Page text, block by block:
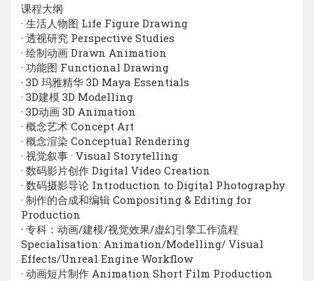
课程大纲
· 生活人物图 Life Figure Drawing
· 透视研究 Perspective Studies
· 绘制动画 Drawn Animation
· 功能图 Functional Drawing
· 3D 玛雅精华 3D Maya Essentials
· 3D建模 3D Modelling
· 3D动画 3D Animation
· 概念艺术 Concept Art
· 概念渲染 Conceptual Rendering
· 视觉叙事 · Visual Storytelling
· 数码影片创作 Digital Video Creation
· 数码摄影导论 Introduction to Digital Photography
· 制作的合成和编辑 Compositing & Editing for
Production
· 专科：动画/建模/视觉效果/虚幻引擎工作流程
Specialisation: Animation/Modelling/ Visual
Effects/Unreal Engine Workflow
· 动画短片制作 Animation Short Film Production